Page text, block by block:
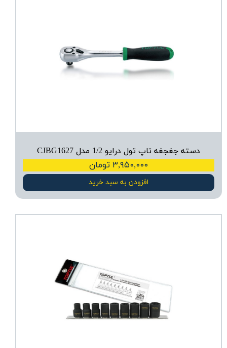
دسته جغجغه تاپ تول درایو 1/2 مدل CJBG1627
۳,۹۵۰,۰۰۰ تومان
افزودن به سبد خرید